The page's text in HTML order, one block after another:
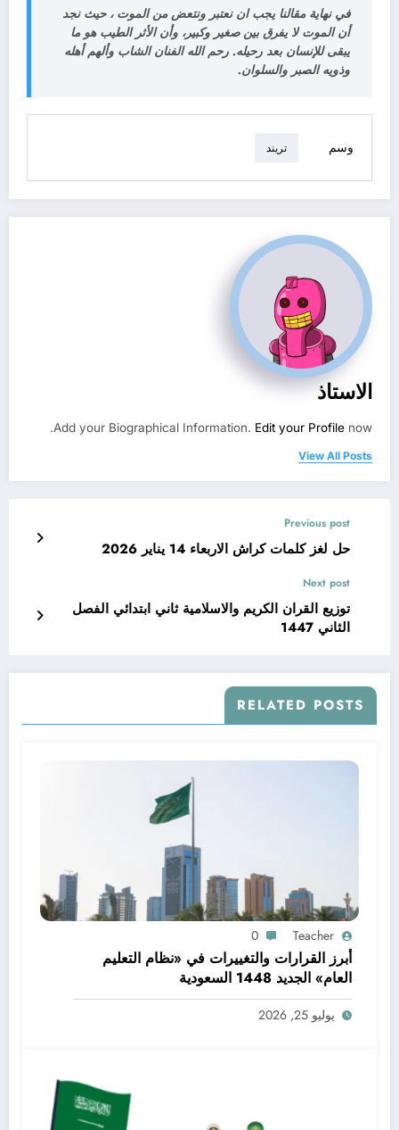
في نهاية مقالنا يجب ان نعتبر ونتعض من الموت ، حيث نجد
أن الموت لا يفرق بين صغير وكبير، وأن الأثر الطيب هو ما
يبقى للإنسان بعد رحيله. رحم الله الفنان الشاب وألهم أهله
وذويه الصبر والسلوان.
وسم تريند
الاستاذ
Add your Biographical Information. Edit your Profile now.
View All Posts
Previous post
حل لغز كلمات كراش الاربعاء 14 يناير 2026
Next post
توزيع القران الكريم والاسلامية ثاني ابتدائي الفصل
الثاني 1447
RELATED POSTS
Teacher
0
أبرز القرارات والتغييرات في «نظام التعليم
العام» الجديد 1448 السعودية
يوليو 25, 2026